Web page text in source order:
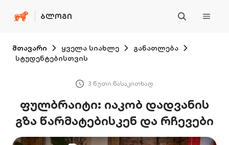
ᲑᲚᲝᲒᲘ
მთავარი ყველა სიახლე
განათლება
სტუდენტებისთვის
3 წუთი წასაკითხად
ფულბრაიტი: იაკობ დადვანის
გზა წარმატებისკენ და რჩევები